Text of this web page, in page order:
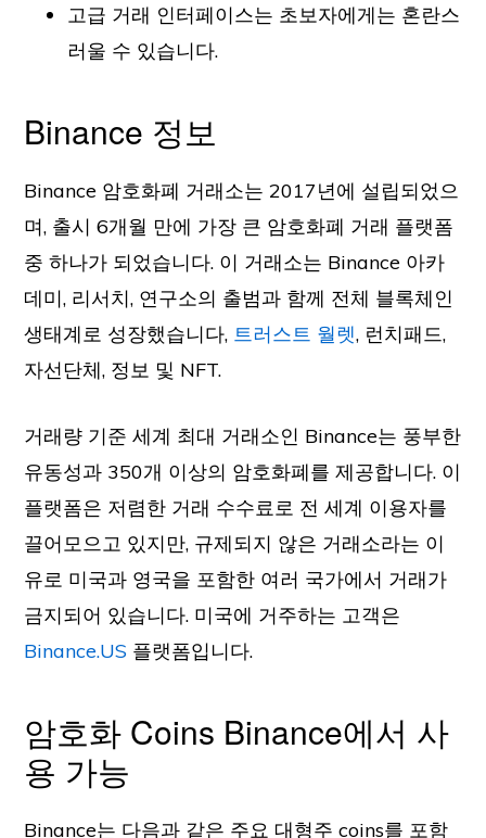
고급 거래 인터페이스는 초보자에게는 혼란스
러울 수 있습니다.
Binance 정보
Binance 암호화폐 거래소는 2017년에 설립되었으
며, 출시 6개월 만에 가장 큰 암호화폐 거래 플랫폼
중 하나가 되었습니다. 이 거래소는 Binance 아카
데미, 리서치, 연구소의 출범과 함께 전체 블록체인
생태계로 성장했습니다, 트러스트 월렛, 런치패드,
자선단체, 정보 및 NFT.
거래량 기준 세계 최대 거래소인 Binance는 풍부한
유동성과 350개 이상의 암호화폐를 제공합니다. 이
플랫폼은 저렴한 거래 수수료로 전 세계 이용자를
끌어모으고 있지만, 규제되지 않은 거래소라는 이
유로 미국과 영국을 포함한 여러 국가에서 거래가
금지되어 있습니다. 미국에 거주하는 고객은
Binance.US 플랫폼입니다.
암호화 Coins Binance에서 사
용 가능
Binance는 다음과 같은 주요 대형주 coins를 포함